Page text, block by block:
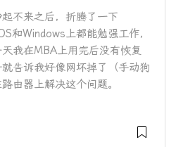
不来之后，折腾了一下
和Windows上都能勉强工作，
我在MBA上用完后没有恢复
告诉我好像网坏掉了（手动狗
由器上解决这个问题。